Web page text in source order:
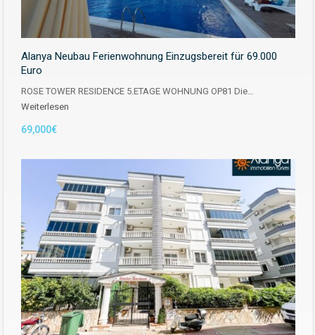
Alanya Neubau Ferienwohnung Einzugsbereit für 69.000
Euro
ROSE TOWER RESIDENCE 5.ETAGE WOHNUNG OP81 Die…
Weiterlesen
69,000€